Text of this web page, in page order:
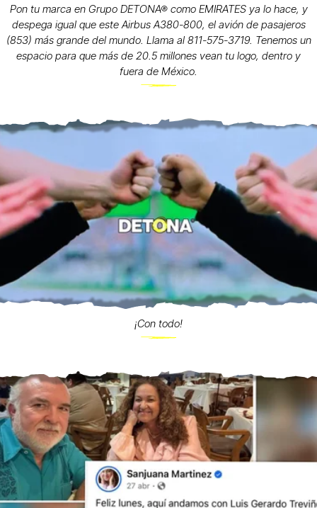
Pon tu marca en Grupo DETONA® como EMIRATES ya lo hace, y
despega igual que este Airbus A380-800, el avión de pasajeros
(853) más grande del mundo. Llama al 811-575-3719. Tenemos un
espacio para que más de 20.5 millones vean tu logo, dentro y
fuera de México.
¡Con todo!